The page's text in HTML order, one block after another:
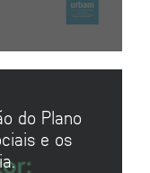
do Plano
e os